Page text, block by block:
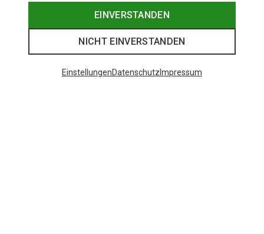
EINVERSTANDEN
NICHT EINVERSTANDEN
EinstellungenDatenschutz Impressum